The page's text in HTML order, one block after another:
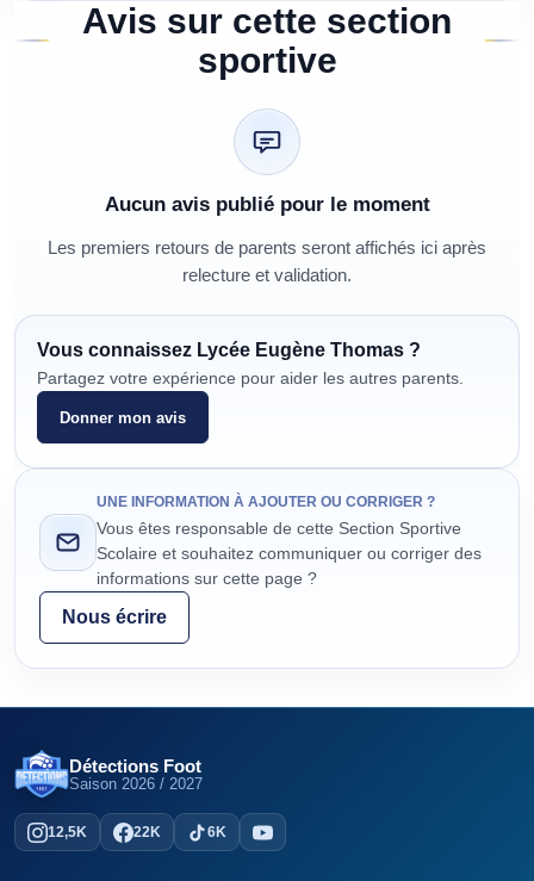
Avis sur cette section
sportive
Aucun avis publié pour le moment
Les premiers retours de parents seront affichés ici après
relecture et validation.
Vous connaissez Lycée Eugène Thomas ?
Partagez votre expérience pour aider les autres parents.
Donner mon avis
UNE INFORMATION À AJOUTER OU CORRIGER ?
Vous êtes responsable de cette Section Sportive
Scolaire et souhaitez communiquer ou corriger des
informations sur cette page ?
Nous écrire
Détections Foot
Saison 2026 / 2027
12,5K 22K 6K